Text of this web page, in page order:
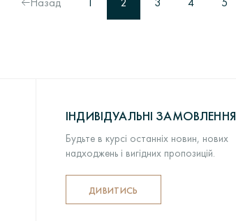
ІНДИВІДУАЛЬНІ ЗАМОВЛЕННЯ
Будьте в курсі останніх новин, нових
надходжень і вигідних пропозицій.
ДИВИТИСЬ